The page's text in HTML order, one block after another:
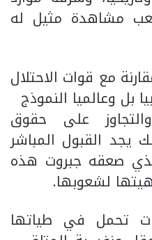
مشاهدة مثيل له
مع قوات الاحتلال
بل وعالميا النموذج
والتجاوز على حقوق
يجد القبول المباشر
صعقه جبروت هذه
لشعوبها.
تحمل في طياتها